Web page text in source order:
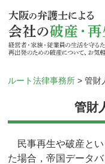
ルート法律事務所 >管財
管財
民事再生や破産とい
た場合，帝国データ